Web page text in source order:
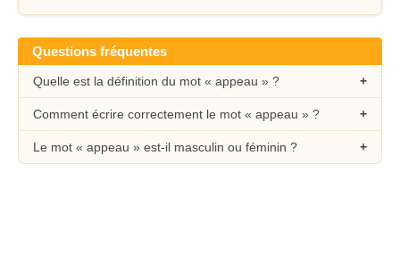
Questions fréquentes
Quelle est la définition du mot « appeau » ?
Comment écrire correctement le mot « appeau » ?
Le mot « appeau » est-il masculin ou féminin ?